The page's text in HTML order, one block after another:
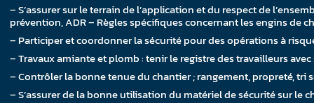
– S’assurer sur le terrain de l’application et du respect de
prévention, ADR – Règles spécifiques concernant les engins
– Participer et coordonner la sécurité pour des opérations à
– Travaux amiante et plomb : tenir le registre des travailleurs
– Contrôler la bonne tenue du chantier ; rangement, propreté, tri
– S’assurer de la bonne utilisation du matériel de sécurité sur le